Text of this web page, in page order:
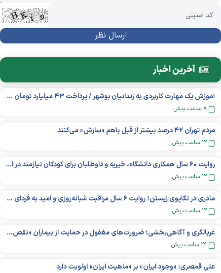
آخرین اخبار
آموزش یک مهارت کاربردی به زندانیان بوشهر / پرداخت ۴۳ میلیارد تومان تسهیلات خوداشتغالی
۸ ساعت پیش
مردم تهران ۴۲ درصد بیشتر از قبل باهم «سازش» می‌کنند
۱۲ ساعت پیش
روایت ۶۰ سال همکاری دانشگاه، خیریه و داوطلبان برای کودکان نیازمند در استرالیا
۱۲ ساعت پیش
مادری در تکاپوی زیستن؛ روایت ۶ سال مراقبت شبانه‌روزی و امید به فردای «نورا»
۱۲ ساعت پیش
غربالگری و آگاهی‌بخشی؛ ضرورت‌های مغفول در حمایت از بیماران «نقص ایمنی اولیه»
۱۴ ساعت پیش
علی قمصری: «وجود ایران» بر «ماهیت ایران» اولویت دارد